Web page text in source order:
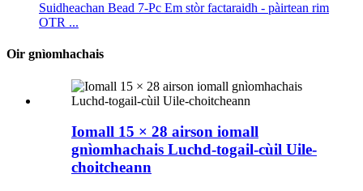
Suidheachan Bead 7-Pc Em stòr factaraidh - pàirtean rim
OTR ...
Oir gnìomhachais
Iomall 15 × 28 airson iomall
gnìomhachais Luchd-togail-cùil Uile-
choitcheann